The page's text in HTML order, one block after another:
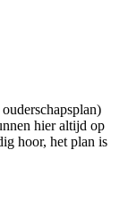
hier altijd op
hoor, het plan is